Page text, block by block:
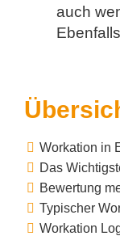
auch
Workation in
Das
Bewertung
Typischer
Workation